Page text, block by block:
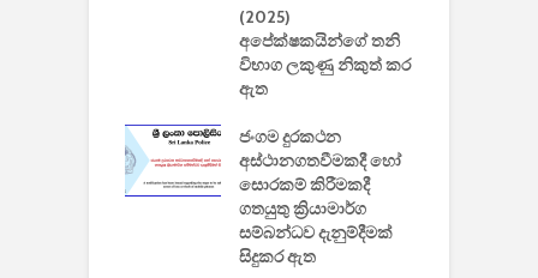
(2025)
අපේක්ෂකයින්ගේ තනි
විභාග ලකුණු නිකුත් කර
ඇත
ජංගම දුරකථන
අස්ථානගතවීමකදී හෝ
සොරකම් කිරීමකදී
ගතයුතු ක්‍රියාමාර්ග
සම්බන්ධව දැනුම්දීමක්
සිදුකර ඇත